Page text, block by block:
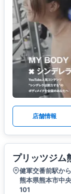
店舗情報
プリッツジム
健軍交番前駅か
熊本県熊本市中
101